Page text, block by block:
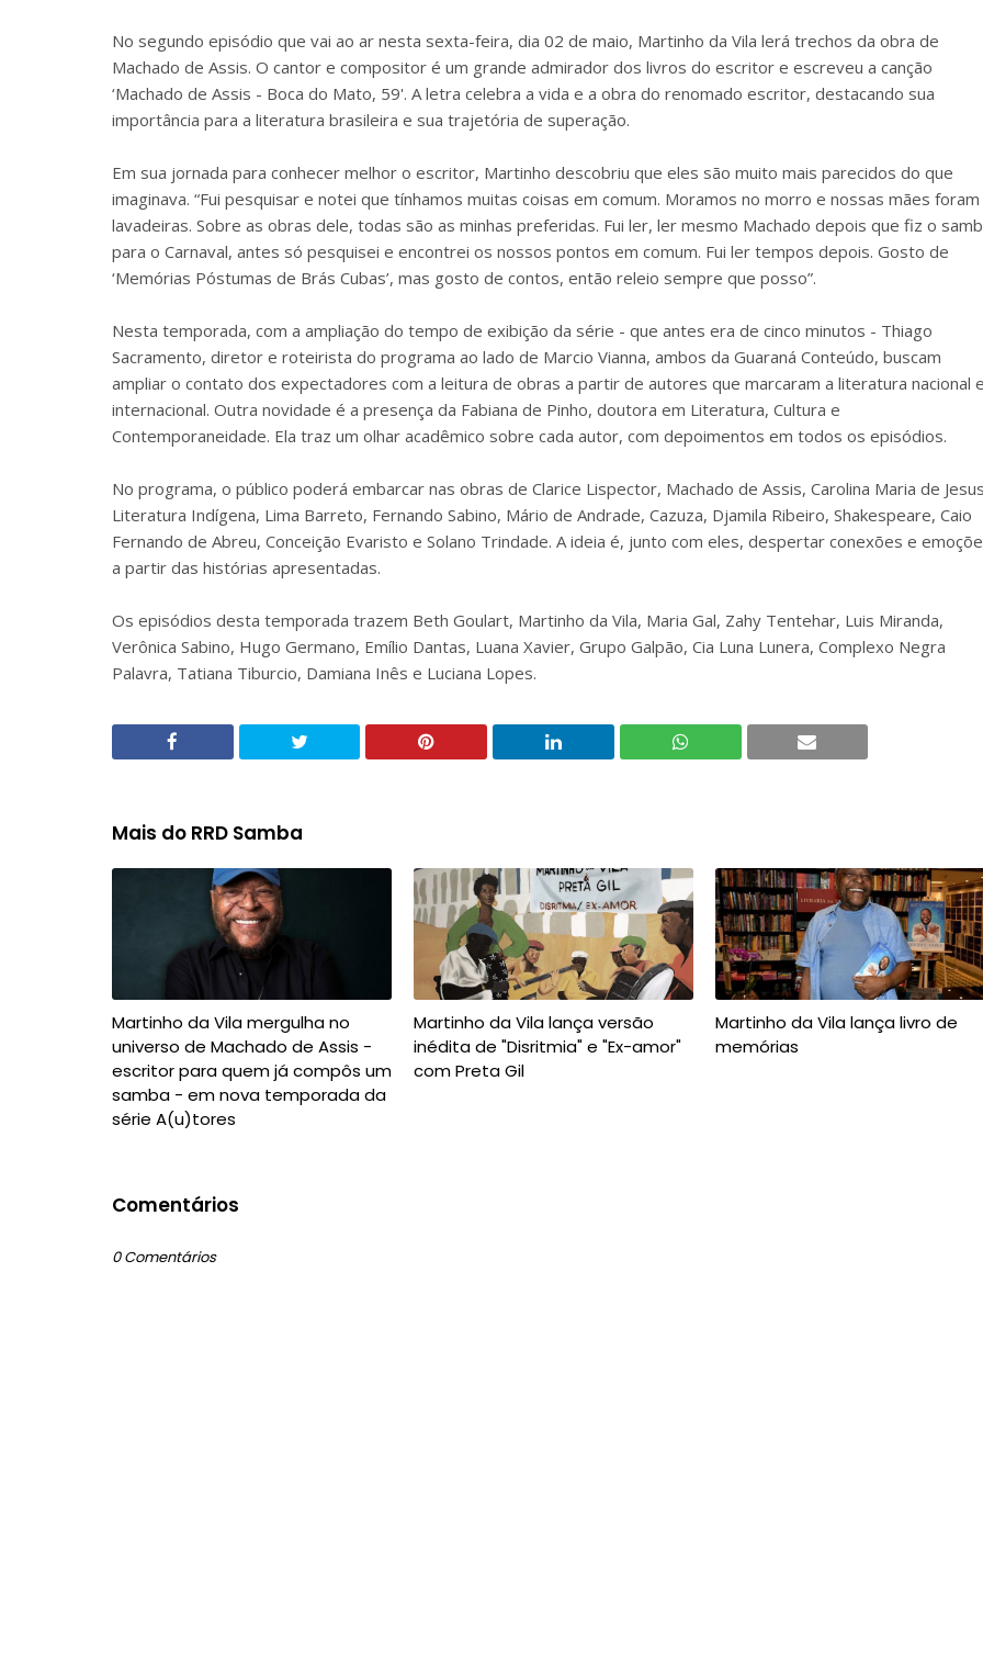
No segundo episódio que vai ao ar nesta sexta-feira, dia 02 de maio, Martinho da Vila lerá trechos da obra de
Machado de Assis. O cantor e compositor é um grande admirador dos livros do escritor e escreveu a canção
‘Machado de Assis - Boca do Mato, 59'. A letra celebra a vida e a obra do renomado escritor, destacando sua
importância para a literatura brasileira e sua trajetória de superação.
Em sua jornada para conhecer melhor o escritor, Martinho descobriu que eles são muito mais parecidos do que
imaginava. “Fui pesquisar e notei que tínhamos muitas coisas em comum. Moramos no morro e nossas mães foram
lavadeiras. Sobre as obras dele, todas são as minhas preferidas. Fui ler, ler mesmo Machado depois que fiz o
para o Carnaval, antes só pesquisei e encontrei os nossos pontos em comum. Fui ler tempos depois. Gosto de
‘Memórias Póstumas de Brás Cubas’, mas gosto de contos, então releio sempre que posso”.
Nesta temporada, com a ampliação do tempo de exibição da série - que antes era de cinco minutos - Thiago
Sacramento, diretor e roteirista do programa ao lado de Marcio Vianna, ambos da Guaraná Conteúdo, buscam
ampliar o contato dos expectadores com a leitura de obras a partir de autores que marcaram a literatura nacional e
internacional. Outra novidade é a presença da Fabiana de Pinho, doutora em Literatura, Cultura e
Contemporaneidade. Ela traz um olhar acadêmico sobre cada autor, com depoimentos em todos os episódios.
No programa, o público poderá embarcar nas obras de Clarice Lispector, Machado de Assis, Carolina Maria de
Literatura Indígena, Lima Barreto, Fernando Sabino, Mário de Andrade, Cazuza, Djamila Ribeiro, Shakespeare, Caio
Fernando de Abreu, Conceição Evaristo e Solano Trindade. A ideia é, junto com eles, despertar conexões e
a partir das histórias apresentadas.
Os episódios desta temporada trazem Beth Goulart, Martinho da Vila, Maria Gal, Zahy Tentehar, Luis Miranda,
Verônica Sabino, Hugo Germano, Emílio Dantas, Luana Xavier, Grupo Galpão, Cia Luna Lunera, Complexo Negra
Palavra, Tatiana Tiburcio, Damiana Inês e Luciana Lopes.
Mais do RRD Samba
Martinho da Vila mergulha no
universo de Machado de Assis -
escritor para quem já compôs um
samba - em nova temporada da
série A(u)tores
Martinho da Vila lança versão
inédita de "Disritmia" e "Ex-amor"
com Preta Gil
Martinho da Vila lança livro de
memórias
Comentários
0 Comentários